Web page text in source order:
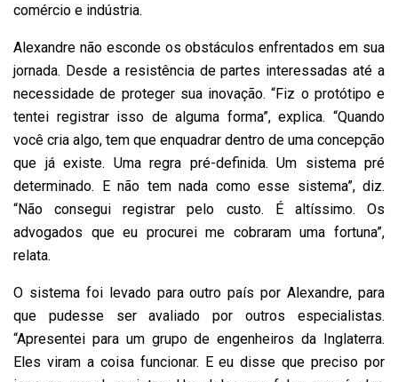
comércio e indústria.
Alexandre não esconde os obstáculos enfrentados em sua
jornada. Desde a resistência de partes interessadas até a
necessidade de proteger sua inovação. “Fiz o protótipo e
tentei registrar isso de alguma forma”, explica. “Quando
você cria algo, tem que enquadrar dentro de uma concepção
que já existe. Uma regra pré-definida. Um sistema pré
determinado. E não tem nada como esse sistema”, diz.
“Não consegui registrar pelo custo. É altíssimo. Os
advogados que eu procurei me cobraram uma fortuna”,
relata.
O sistema foi levado para outro país por Alexandre, para
que pudesse ser avaliado por outros especialistas.
“Apresentei para um grupo de engenheiros da Inglaterra.
Eles viram a coisa funcionar. E eu disse que preciso por